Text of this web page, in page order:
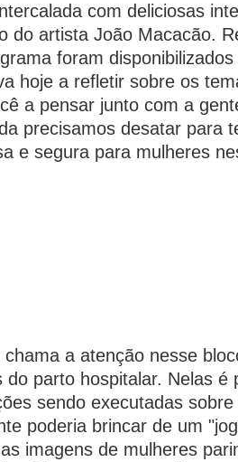
com deliciosas
do artista João Macacão.
foram
hoje a refletir sobre os
a pensar junto com a
precisamos desatar para
e segura para mulheres
a atenção nesse
do parto hospitalar. Nelas é
sendo executadas
poderia brincar de um
imagens de mulheres